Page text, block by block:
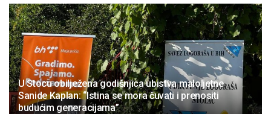
U Stocu obilježena godišnjica ubistva maloljetne
Sanide Kaplan: “Istina se mora čuvati i prenositi
budućim generacijama”